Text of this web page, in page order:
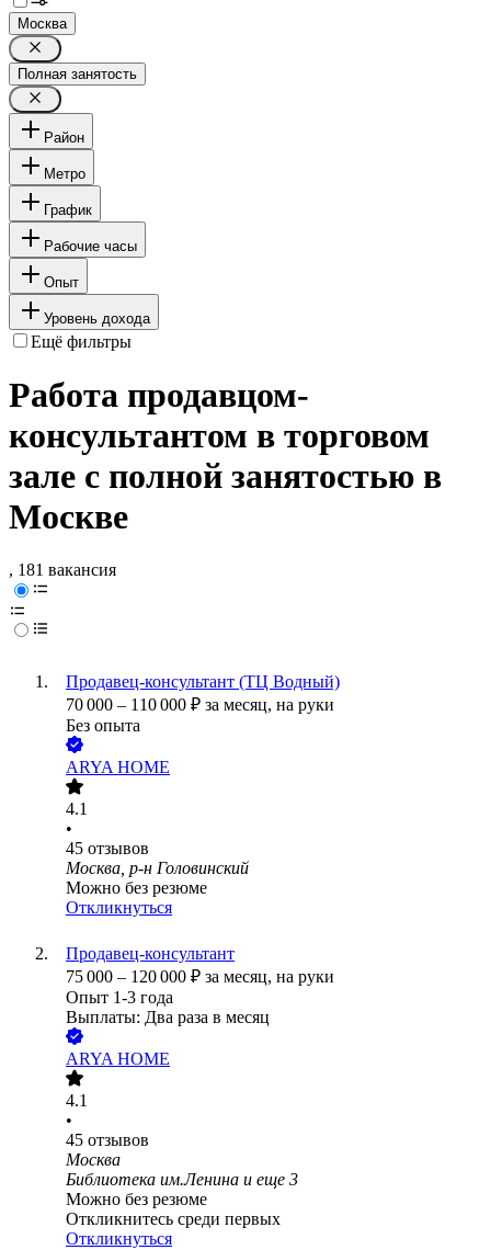
Москва
Полная занятость
Район
Метро
График
Рабочие часы
Опыт
Уровень дохода
Ещё фильтры
Работа продавцом-
консультантом в торговом
зале с полной занятостью в
Москве
, 181 вакансия
Продавец-консультант (ТЦ Водный)
70 000 – 110 000 ₽ за месяц, на руки
Без опыта
ARYA HOME
4.1
•
45 отзывов
Москва, р-н Головинский
Можно без резюме
Откликнуться
Продавец-консультант
75 000 – 120 000 ₽ за месяц, на руки
Опыт 1-3 года
Выплаты: Два раза в месяц
ARYA HOME
4.1
•
45 отзывов
Москва
Библиотека им.Ленина и еще 3
Можно без резюме
Откликнитесь среди первых
Откликнуться